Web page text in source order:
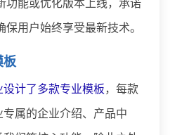
用户始终享受最新技术。
板
计了多款专业模板，每款
属的企业介绍、产品中